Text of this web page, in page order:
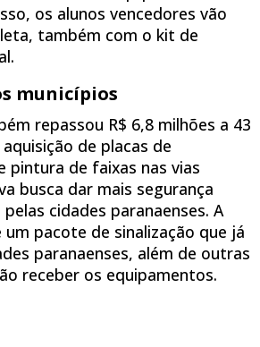
os alunos vencedores vão
também com o kit de
municípios
repassou R$ 6,8 milhões a 43
de placas de
pintura de faixas nas vias
busca dar mais segurança
cidades paranaenses. A
pacote de sinalização que já
paranaenses, além de outras
receber os equipamentos.